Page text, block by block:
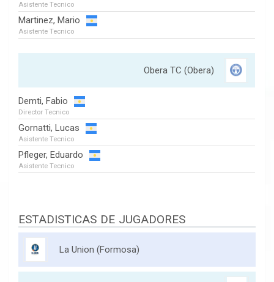
Asistente Tecnico
Martinez, Mario
Asistente Tecnico
Obera TC (Obera)
Demti, Fabio
Director Tecnico
Gornatti, Lucas
Asistente Tecnico
Pfleger, Eduardo
Asistente Tecnico
ESTADISTICAS DE JUGADORES
La Union (Formosa)